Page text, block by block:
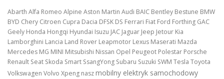
Abarth Alfa Romeo Alpine Aston Martin Audi BAIC Bentley Bestune BMW
BYD Chery Citroen Cupra Dacia DFSK DS Ferrari Fiat Ford Forthing GAC
Geely Honda Hongqi Hyundai Isuzu JAC Jaguar Jeep Jetour Kia
Lamborghini Lancia Land Rover Leapmotor Lexus Maserati Mazda
Mercedes MG MINI Mitsubishi Nissan Opel Peugeot Polestar Porsche
Renault Seat Skoda Smart SsangYong Subaru Suzuki SWM Tesla Toyota
Volkswagen Volvo Xpeng naszmobilny elektryk samochodowy